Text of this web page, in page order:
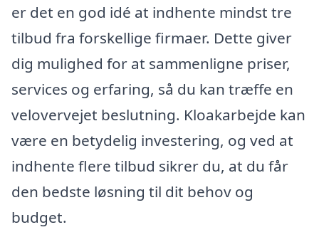
er det en god idé at indhente mindst tre
tilbud fra forskellige firmaer. Dette giver
dig mulighed for at sammenligne priser,
services og erfaring, så du kan træffe en
velovervejet beslutning. Kloakarbejde kan
være en betydelig investering, og ved at
indhente flere tilbud sikrer du, at du får
den bedste løsning til dit behov og
budget.